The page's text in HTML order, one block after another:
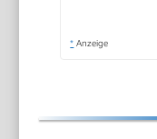
* Anzeige